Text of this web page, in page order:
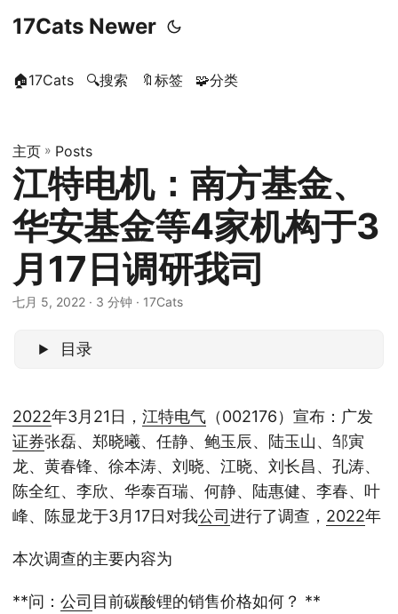
17Cats Newer
🏠17Cats 🔍搜索 🔖标签 🧩分类
主页 » Posts
江特电机：南方基金、
华安基金等4家机构于3
月17日调研我司
七月 5, 2022 · 3 分钟 · 17Cats
目录
2022年3月21日， 江特电气 （002176）宣布：广发
证券张磊、郑晓曦、任静、鲍玉辰、陆玉山、邹寅
龙、黄春锋、徐本涛、刘晓、江晓、刘长昌、孔涛、
陈全红、李欣、华泰百瑞、何静、陆惠健、李春、叶
峰、陈显龙于3月17日对我公司进行了调查， 2022年
本次调查的主要内容为
**问： 公司 目前碳酸锂的销售价格如何？ **